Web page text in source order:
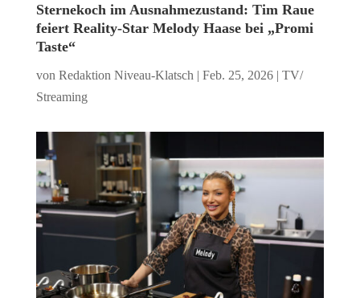
Sternekoch im Ausnahmezustand: Tim Raue
feiert Reality-Star Melody Haase bei „Promi
Taste“
von Redaktion Niveau-Klatsch | Feb. 25, 2026| TV/
Streaming